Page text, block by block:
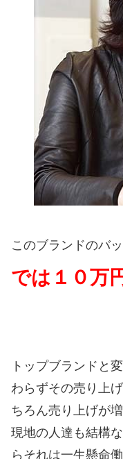
このブランドのバ
では１０万
トップブランドと
わらずその売り上
ちろん売り上げが
現地の人達も結構
らそれは一生懸命